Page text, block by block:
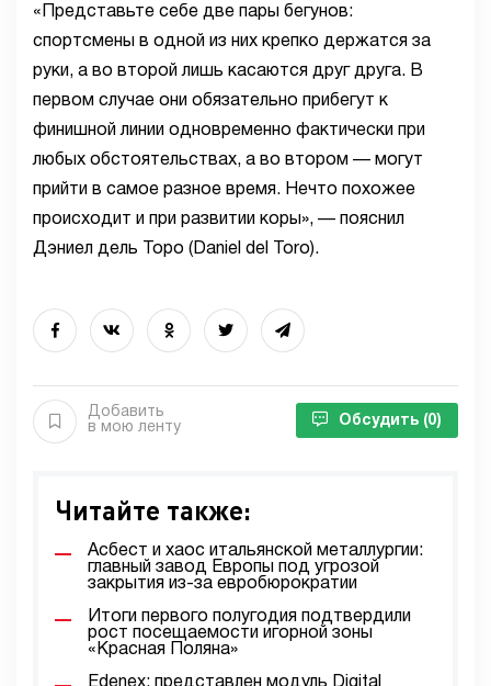
«Представьте себе две пары бегунов:
спортсмены в одной из них крепко держатся за
руки, а во второй лишь касаются друг друга. В
первом случае они обязательно прибегут к
финишной линии одновременно фактически при
любых обстоятельствах, а во втором — могут
прийти в самое разное время. Нечто похожее
происходит и при развитии коры», — пояснил
Дэниел дель Торо (Daniel del Toro).
Добавить
в мою ленту
Обсудить (0)
Читайте также:
Асбест и хаос итальянской металлургии:
главный завод Европы под угрозой
закрытия из-за евробюрократии
Итоги первого полугодия подтвердили
рост посещаемости игорной зоны
«Красная Поляна»
Edenex: представлен модуль Digital